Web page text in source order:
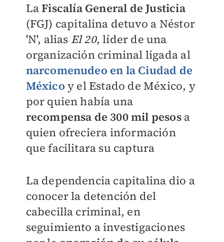
LaFiscalía General de Justicia
(FGJ) capitalina detuvo a Néstor
'N', alias El 20, líder de una
organización criminal ligada al
narcomenudeo en la Ciudad de
México y el Estado de México, y
por quien había una
recompensa de 300 mil pesos a
quien ofreciera información
que facilitara su captura
La dependencia capitalina dio a
conocer la detención del
cabecilla criminal, en
seguimiento a investigaciones